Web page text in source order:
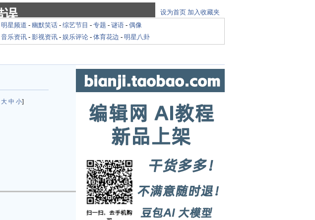
设为首页 加入收藏夹
明星频道 - 幽默笑话 - 综艺节目 - 专题 - 谜语 - 偶像
音乐资讯 - 影视资讯 - 娱乐评论 - 体育花边 - 明星八卦
大 中 小]